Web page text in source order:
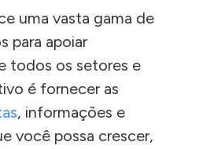
uma vasta gama de
para apoiar
todos os setores e
é fornecer as
, informações e
você possa crescer,